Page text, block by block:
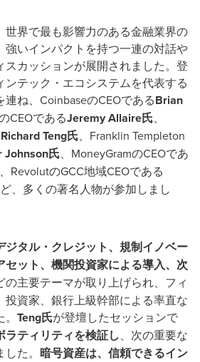
世界で最も影響力のある金融業界の
強いインパクトを持つ一連の対話や
スカッションが展開されました。登
テック・エコシステムを代表する
ね、CoinbaseのCEOであるBrian
CEOであるJeremy Allaire氏、
Richard Teng氏、Franklin Templeton
Johnson氏、MoneyGramのCEOであ
、RevolutのGCC地域CEOである
、多くの著名人物が参加しまし
ジタル・クレジット、規制イノベー
セット、機関投資家による導入、次
の主要テーマが取り上げられ、フィ
投資家、銀行上級幹部による率直な
Teng氏が登壇したセッションで
ラティリティを検証し、次の重要な
た。 暗号資産は、信頼できるイン